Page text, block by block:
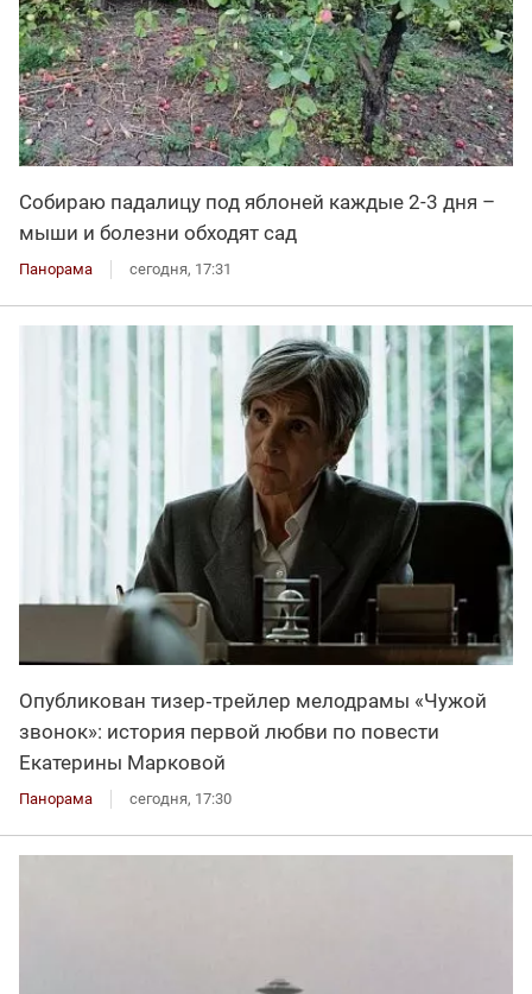
Собираю падалицу под яблоней каждые 2-3 дня –
мыши и болезни обходят сад
Панорама сегодня, 17:31
Опубликован тизер‑трейлер мелодрамы «Чужой
звонок»: история первой любви по повести
Екатерины Марковой
Панорама сегодня, 17:30